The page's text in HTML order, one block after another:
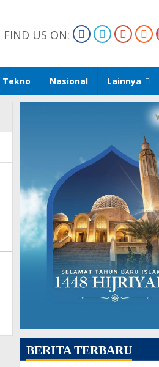
FIND US ON:
Tekno Nasional Lainnya
BERITA TERBARU